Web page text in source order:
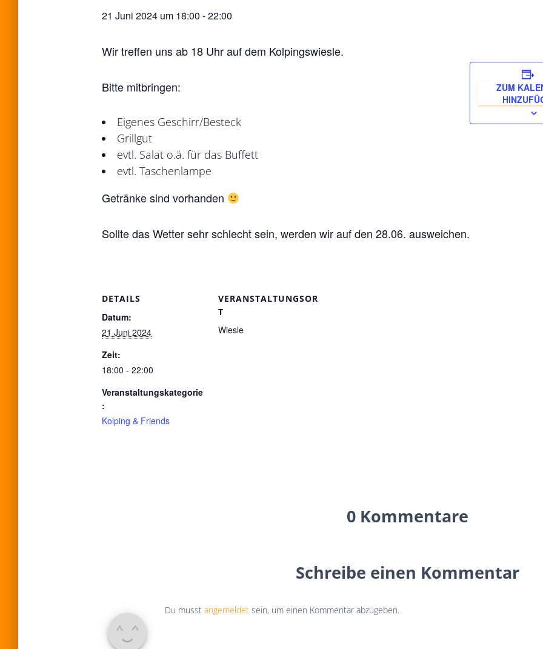
21 Juni 2024 um 18:00 -22:00
Wir treffen uns ab 18 Uhr auf dem Kolpingswiesle.
Bitte mitbringen:
Eigenes Geschirr/Besteck
Grillgut
evtl. Salat o.ä. für das Buffett
evtl. Taschenlampe
Getränke sind vorhanden
Sollte das Wetter sehr schlecht sein, werden wir auf den 28.06. ausweichen.
ZUM
DETAILS
Datum:
21 Juni 2024
Zeit:
18:00 - 22:00
Veranstaltungskategorie
:
Kolping & Friends
VERANSTALTUNGSOR
T
Wiesle
0 Kommentare
Schreibe einen Kommentar
Du musst angemeldet sein, um einen Kommentar abzugeben.